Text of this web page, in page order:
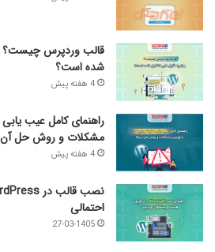
قالب وردپرس چیست؟
شده است؟
4 هفته پیش
راهنمای کامل عیب‌
مشکلات و روش حل آن‌
4 هفته پیش
احتمالی
27-03-1405